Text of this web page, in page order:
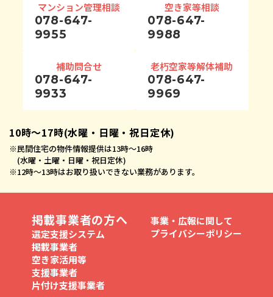
マンション管理相談
078-647-
9955
空き家等相談
078-647-
9988
補助問合せ
078-647-
9933
老朽空家等解体補助
078-647-
9969
10時〜17時(水曜・日曜・祝日定休)
※民間住宅の物件情報提供は13時〜16時
(水曜・土曜・日曜・祝日定休)
※12時〜13時はお取り扱いできない業務があります。
掲載事業者の方へ
選定支援システム
掲載事業者
空き家活用等
支援事業者
片付け支援事業者
事業・広報に関して
プライバシーポリシー